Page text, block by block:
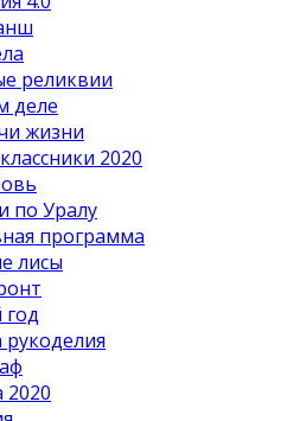
реликвии
деле
жизни
2020
по Уралу
программа
лисы